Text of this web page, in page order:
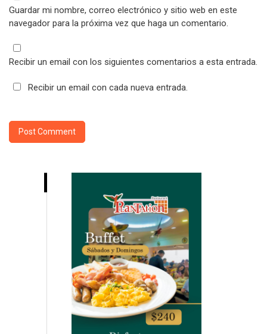
Guardar mi nombre, correo electrónico y sitio web en este
navegador para la próxima vez que haga un comentario.
Recibir un email con los siguientes comentarios a esta entrada.
Recibir un email con cada nueva entrada.